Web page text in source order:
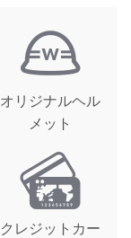
オリジナルヘル
メット
クレジットカー